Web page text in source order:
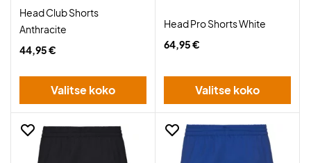
Head Club Shorts
Anthracite
44,95 €
Valitse koko
Head Pro Shorts White
64,95 €
Valitse koko